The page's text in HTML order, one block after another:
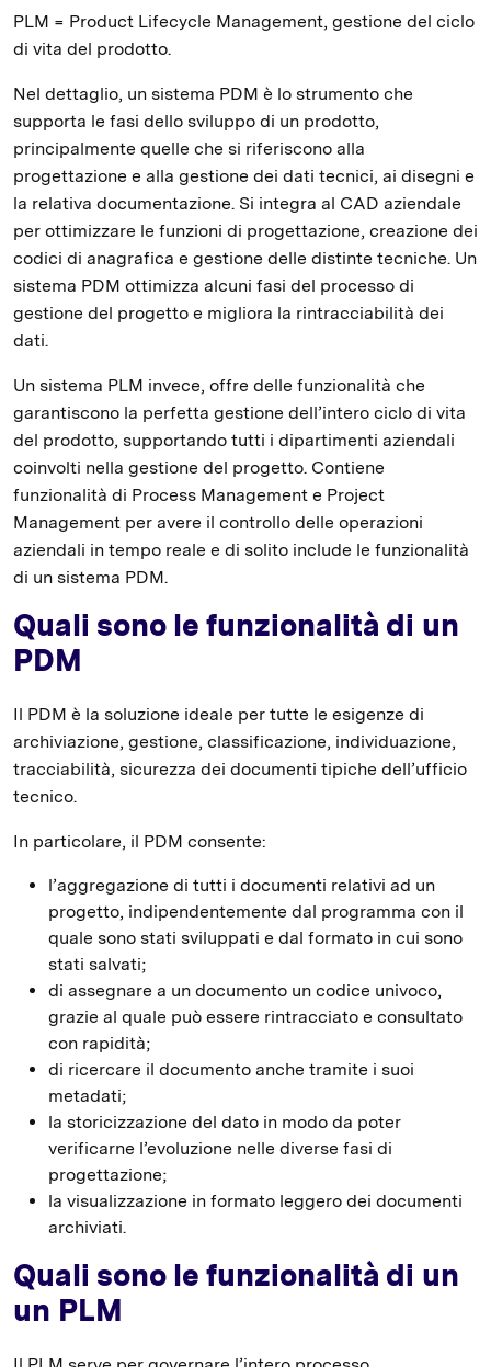
PLM = Product Lifecycle Management, gestione del ciclo
di vita del prodotto.
Nel dettaglio, un sistema PDM è lo strumento che
supporta le fasi dello sviluppo di un prodotto,
principalmente quelle che si riferiscono alla
progettazione e alla gestione dei dati tecnici, ai disegni e
la relativa documentazione. Si integra al CAD aziendale
per ottimizzare le funzioni di progettazione, creazione dei
codici di anagrafica e gestione delle distinte tecniche. Un
sistema PDM ottimizza alcuni fasi del processo di
gestione del progetto e migliora la rintracciabilità dei
dati.
Un sistema PLM invece, offre delle funzionalità che
garantiscono la perfetta gestione dell’intero ciclo di vita
del prodotto, supportando tutti i dipartimenti aziendali
coinvolti nella gestione del progetto. Contiene
funzionalità di Process Management e Project
Management per avere il controllo delle operazioni
aziendali in tempo reale e di solito include le funzionalità
di un sistema PDM.
Quali sono le funzionalità di un
PDM
Il PDM è la soluzione ideale per tutte le esigenze di
archiviazione, gestione, classificazione, individuazione,
tracciabilità, sicurezza dei documenti tipiche dell’ufficio
tecnico.
In particolare, il PDM consente:
l’aggregazione di tutti i documenti relativi ad un
progetto, indipendentemente dal programma con il
quale sono stati sviluppati e dal formato in cui sono
stati salvati;
di assegnare a un documento un codice univoco,
grazie al quale può essere rintracciato e consultato
con rapidità;
di ricercare il documento anche tramite i suoi
metadati;
la storicizzazione del dato in modo da poter
verificarne l’evoluzione nelle diverse fasi di
progettazione;
la visualizzazione in formato leggero dei documenti
archiviati.
Quali sono le funzionalità di un
un PLM